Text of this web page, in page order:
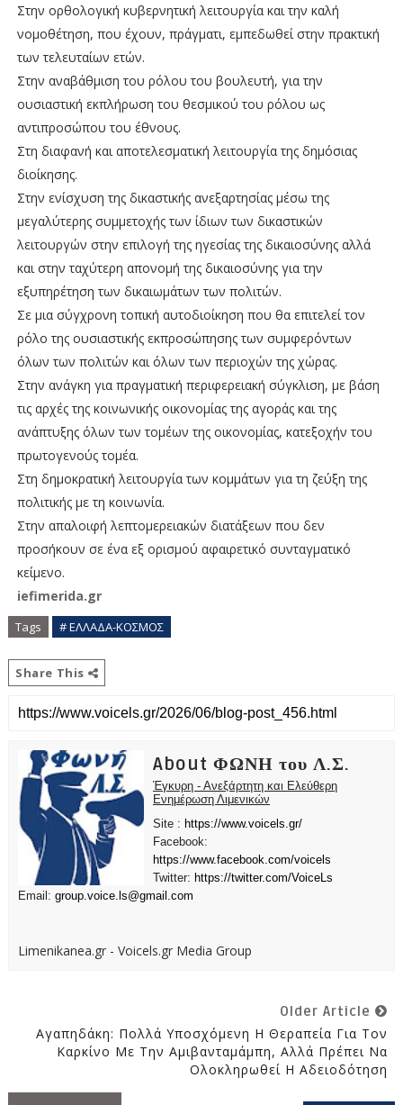
Στην ορθολογική κυβερνητική λειτουργία και την καλή
νομοθέτηση, που έχουν, πράγματι, εμπεδωθεί στην πρακτική
των τελευταίων ετών.
Στην αναβάθμιση του ρόλου του βουλευτή, για την
ουσιαστική εκπλήρωση του θεσμικού του ρόλου ως
αντιπροσώπου του έθνους.
Στη διαφανή και αποτελεσματική λειτουργία της δημόσιας
διοίκησης.
Στην ενίσχυση της δικαστικής ανεξαρτησίας μέσω της
μεγαλύτερης συμμετοχής των ίδιων των δικαστικών
λειτουργών στην επιλογή της ηγεσίας της δικαιοσύνης αλλά
και στην ταχύτερη απονομή της δικαιοσύνης για την
εξυπηρέτηση των δικαιωμάτων των πολιτών.
Σε μια σύγχρονη τοπική αυτοδιοίκηση που θα επιτελεί τον
ρόλο της ουσιαστικής εκπροσώπησης των συμφερόντων
όλων των πολιτών και όλων των περιοχών της χώρας.
Στην ανάγκη για πραγματική περιφερειακή σύγκλιση, με βάση
τις αρχές της κοινωνικής οικονομίας της αγοράς και της
ανάπτυξης όλων των τομέων της οικονομίας, κατεξοχήν του
πρωτογενούς τομέα.
Στη δημοκρατική λειτουργία των κομμάτων για τη ζεύξη της
πολιτικής με τη κοινωνία.
Στην απαλοιφή λεπτομερειακών διατάξεων που δεν
προσήκουν σε ένα εξ ορισμού αφαιρετικό συνταγματικό
κείμενο.
iefimerida.gr
Tags # ΕΛΛΑΔΑ-ΚΟΣΜΟΣ
Share This
About ΦΩΝΗ του Λ.Σ.
Έγκυρη - Ανεξάρτητη και Ελεύθερη
Ενημέρωση Λιμενικών
Site : https://www.voicels.gr/
Facebook:
https://www.facebook.com/voicels
Twitter: https://twitter.com/VoiceLs
Email: group.voice.ls@gmail.com
Limenikanea.gr - Voicels.gr Media Group
Older Article
Αγαπηδάκη: Πολλά Υποσχόμενη Η Θεραπεία Για Τον
Καρκίνο Με Την Αμιβανταμάμπη, Αλλά Πρέπει Να
Ολοκληρωθεί Η Αδειοδότηση